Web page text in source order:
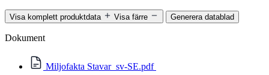
Visa komplett produktdata Visa färre Generera datablad
Dokument
Miljofakta Stavar_sv-SE.pdf